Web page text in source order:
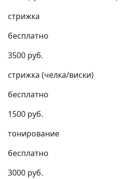
стрижка
бесплатно
3500 руб.
стрижка (челка/виски)
бесплатно
1500 руб.
тонирование
бесплатно
3000 руб.